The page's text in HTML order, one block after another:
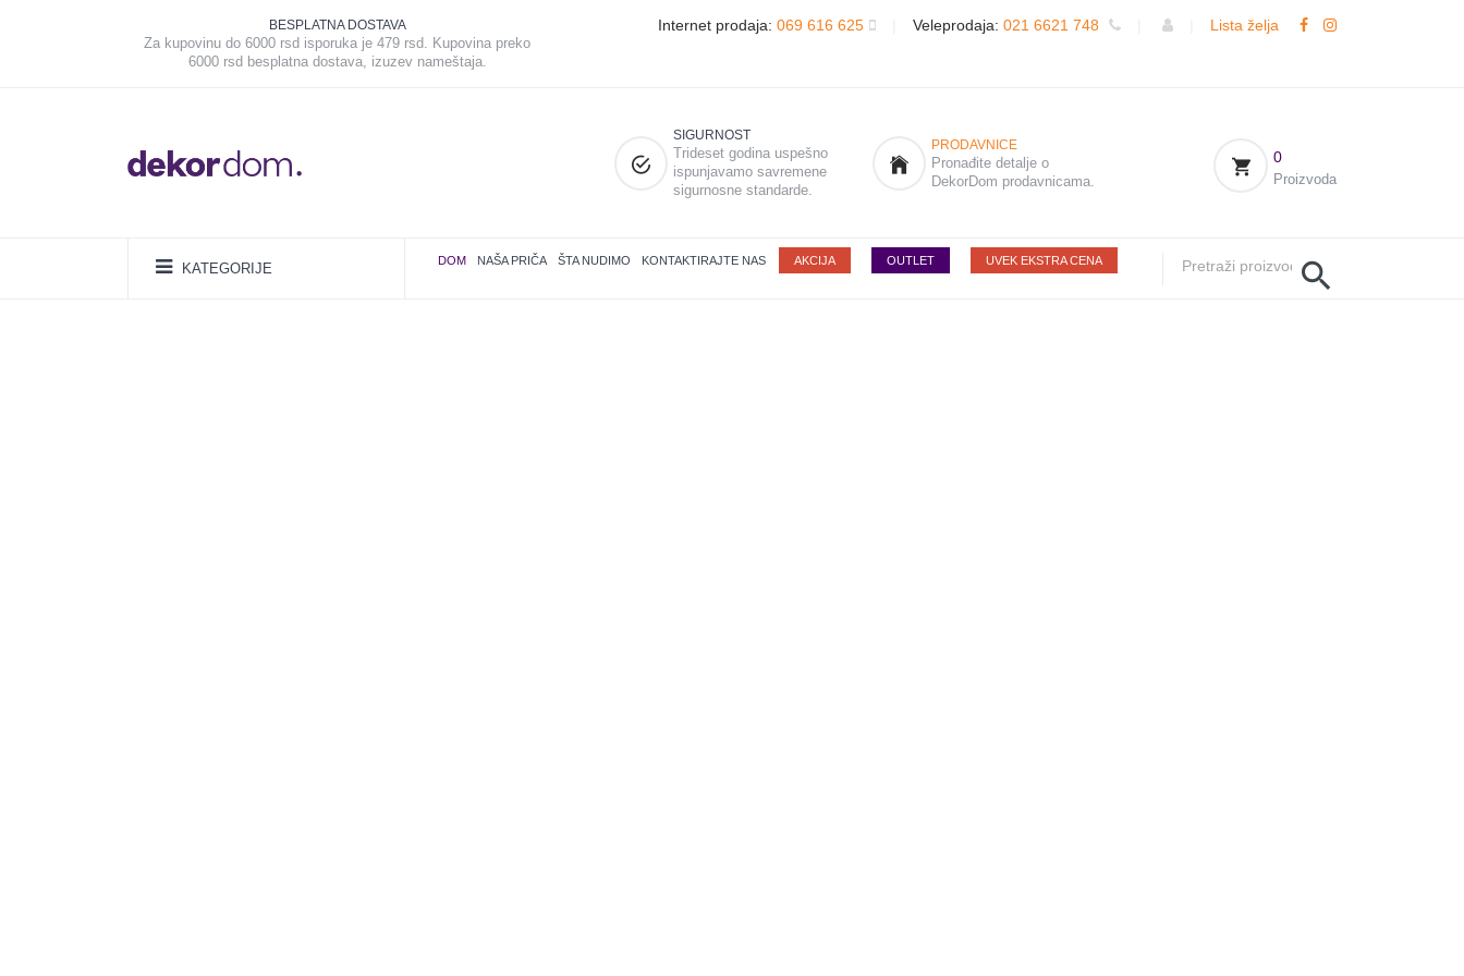
BESPLATNA DOSTAVA
Za kupovinu do 6000 rsd isporuka je 479 rsd. Kupovina preko
6000 rsd besplatna dostava, izuzev nameštaja.
Internet prodaja: 069 616 625 Veleprodaja: 021 6621 748 Lista želja
SIGURNOST
Trideset godina uspešno
ispunjavamo savremene
sigurnosne standarde.
PRODAVNICE
Pronađite detalje o
DekorDom prodavnicama.
0
Proizvoda
KATEGORIJE DOM NAŠA PRIČA ŠTA NUDIMO KONTAKTIRAJTE NAS AKCIJA OUTLET UVEK EKSTRA CENA